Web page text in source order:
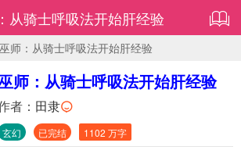
从骑士呼吸法开始肝经验
巫师：从骑士呼吸法开始肝经验
师：从骑士呼吸法开始肝经验
者： 田隶
玄幻 已完结 1102 万字